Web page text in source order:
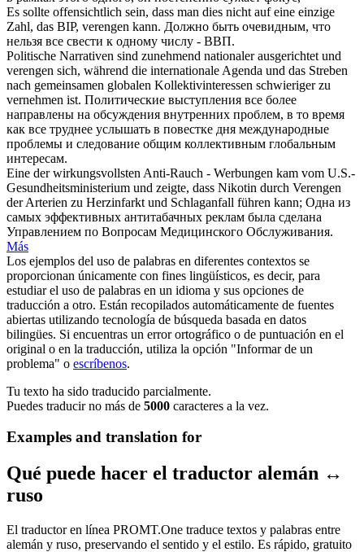
Es sollte offensichtlich sein, dass man dies nicht auf eine einzige
Zahl, das BIP, verengen kann. Должно быть очевидным, что
нельзя все свести к одному числу - ВВП.
Politische Narrativen sind zunehmend nationaler ausgerichtet und
verengen sich, während die internationale Agenda und das Streben
nach gemeinsamen globalen Kollektivinteressen schwieriger zu
vernehmen ist. Политические выступления все более
направлены на обсуждения внутренних проблем, в то время
как все труднее услышать в повестке дня международные
проблемы и следование общим коллективным глобальным
интересам.
Eine der wirkungsvollsten Anti-Rauch - Werbungen kam vom U.S.-
Gesundheitsministerium und zeigte, dass Nikotin durch Verengen
der Arterien zu Herzinfarkt und Schlaganfall führen kann; Одна из
самых эффективных антитабачных реклам была сделана
Управлением по Вопросам Медицинского Обслуживания.
Más
Los ejemplos del uso de palabras en diferentes contextos se
proporcionan únicamente con fines lingüísticos, es decir, para
estudiar el uso de palabras en un idioma y sus opciones de
traducción a otro. Están recopilados automáticamente de fuentes
abiertas utilizando tecnología de búsqueda basada en datos
bilingües. Si encuentras un error ortográfico o de puntuación en el
original o en la traducción, utiliza la opción "Informar de un
problema" o escríbenos.
Tu texto ha sido traducido parcialmente.
Puedes traducir no más de 5000 caracteres a la vez.
Examples and translation for
Qué puede hacer el traductor alemán ↔
ruso
El traductor en línea PROMT.One traduce textos y palabras entre
alemán y ruso, preservando el sentido y el estilo. Es rápido, gratuito